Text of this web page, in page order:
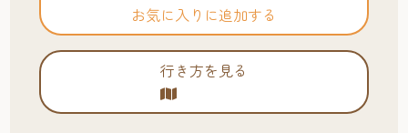
お気に入りに追加する
行き方を見る